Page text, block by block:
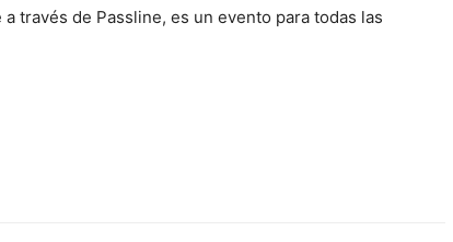
través de Passline, es un evento para todas las